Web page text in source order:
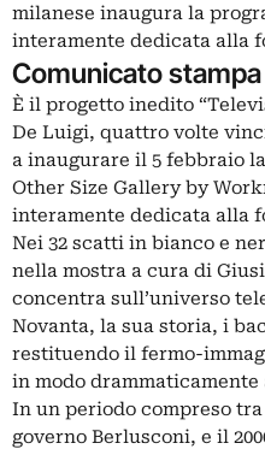
milanese inaugura la
interamente dedicata alla
Comunicato stampa
È il progetto inedito
De Luigi, quattro volte
a inaugurare il 5 febbraio
Other Size Gallery by
interamente dedicata alla
Nei 32 scatti in bianco e
nella mostra a cura di
concentra sull’universo
Novanta, la sua storia, i
restituendo il fermo-
in modo drammaticamente
In un periodo compreso
governo Berlusconi, e il